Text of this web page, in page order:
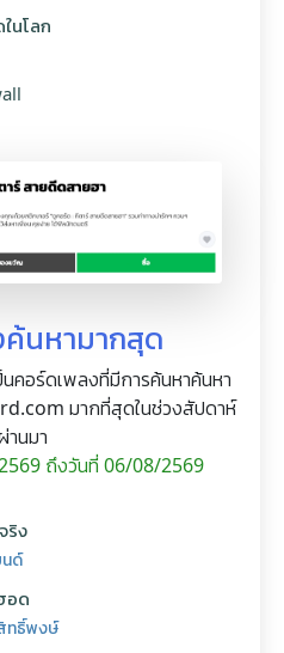
นโลก
นหามากสุด
คอร์ดเพลงที่มีการค้นหาค้นหา
มากที่สุดในช่วงสัปดาห์
านมา
ถึงวันที่ 06/08/2569
ริง
ด์
อด
ทธิ์พงษ์